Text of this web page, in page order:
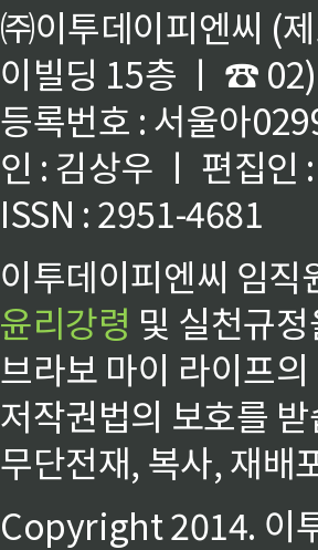
㈜이투데이피엔씨 (
이빌딩 15층 ㅣ ☎
등록번호 : 서울아
인 : 김상우 ㅣ 편집인
ISSN : 2951-4681
이투데이피엔씨 임
윤리강령 및 실천규
브라보 마이 라이프
저작권법의 보호를
무단전재, 복사, 재배
Copyright 2014. 이